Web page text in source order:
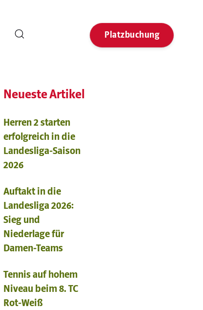
Platzbuchung
Neueste Artikel
Herren 2 starten
erfolgreich in die
Landesliga-Saison
2026
Auftakt in die
Landesliga 2026:
Sieg und
Niederlage für
Damen-Teams
Tennis auf hohem
Niveau beim 8. TC
Rot-Weiß